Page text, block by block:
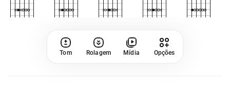
Tom Rolagem Mídia Opções